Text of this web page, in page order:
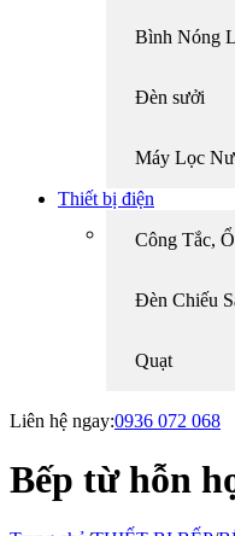
Bình Nóng
Đèn sưởi
Máy Lọc
Thiết bị điện
Công Tắc,
Đèn Chiếu
Quạt
Liên hệ ngay:0936 072 068
Bếp từ hỗn